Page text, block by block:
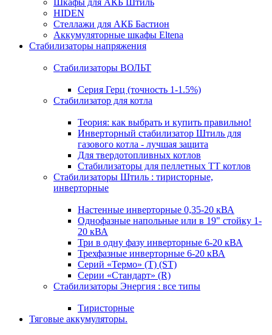
Шкафы для АКБ Штиль
HIDEN
Стеллажи для АКБ Бастион
Аккумуляторные шкафы Eltena
Стабилизаторы напряжения
Стабилизаторы ВОЛЬТ
Серия Герц (точность 1-1.5%)
Стабилизатор для котла
Теория: как выбрать и купить правильно!
Инверторный стабилизатор Штиль для
газового котла - лучшая защита
Для твердотопливных котлов
Стабилизаторы для пеллетных ТТ котлов
Стабилизаторы Штиль : тиристорные,
инверторные
Настенные инверторные 0,35-20 кВА
Однофазные напольные или в 19" стойку 1-
20 кВА
Три в одну фазу инверторные 6-20 кВА
Трехфазные инверторные 6-20 кВА
Серий «Термо» (T) (ST)
Серии «Стандарт» (R)
Стабилизаторы Энергия : все типы
Тиристорные
Тяговые аккумуляторы.